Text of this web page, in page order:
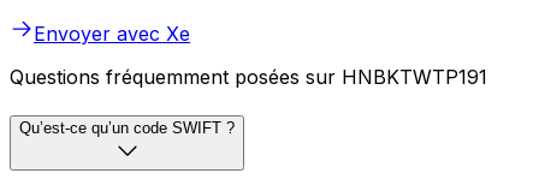
Envoyer avec Xe
Questions fréquemment posées sur HNBKTWTP191
Qu’est-ce qu’un code SWIFT ?